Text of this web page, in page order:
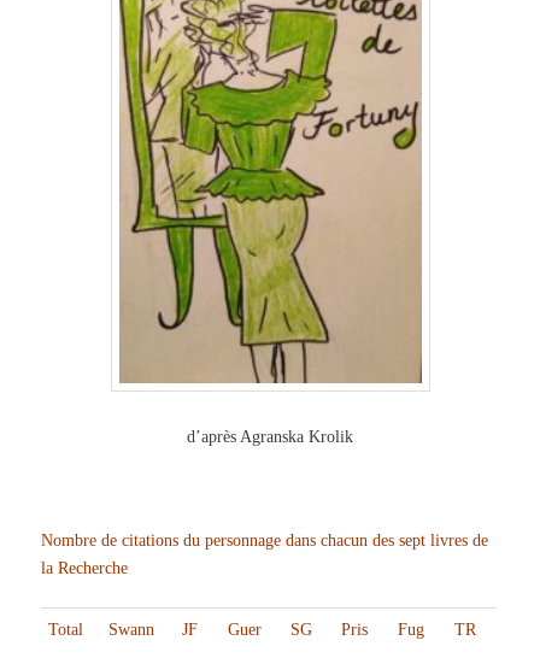
d’après Agranska Krolik
Nombre de citations du personnage dans chacun des sept livres de
la Recherche
Total Swann JF Guer SG Pris Fug TR